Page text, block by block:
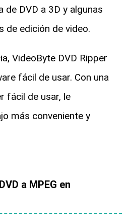
de DVD a 3D y algunas
de edición de video.
VideoByte DVD Ripper
fácil de usar. Con una
fácil de usar, le
más conveniente y
a MPEG en